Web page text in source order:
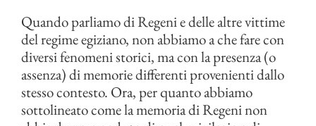
Quando parliamo di Regeni e delle altre vittime
del regime egiziano, non abbiamo a che fare con
diversi fenomeni storici, ma con la presenza (o
assenza) di memorie differenti provenienti dallo
stesso contesto. Ora, per quanto abbiamo
sottolineato come la memoria di Regeni non